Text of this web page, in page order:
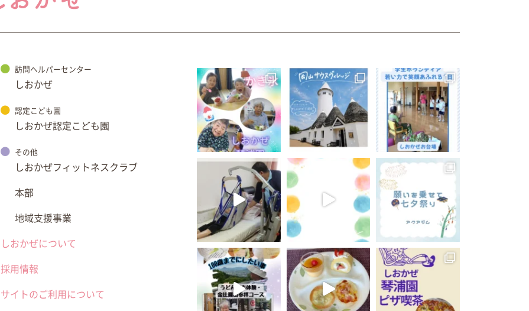
訪問ヘルパーセンター
しおかぜ
認定こども園
しおかぜ認定こども園
その他
しおかぜフィットネスクラブ
本部
地域支援事業
しおかぜについて
採用情報
サイトのご利用について